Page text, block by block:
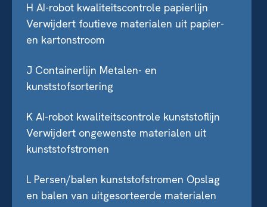
H AI-robot kwaliteitscontrole papierlijn
Verwijdert foutieve materialen uit papier-
en kartonstroom
J Containerlijn Metalen- en
kunststofsortering
K AI-robot kwaliteitscontrole kunststoflijn
Verwijdert ongewenste materialen uit
kunststofstromen
L Persen/balen kunststofstromen Opslag
en balen van uitgesorteerde materialen